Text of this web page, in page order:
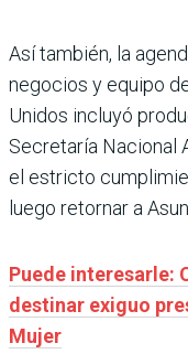
Así también, la
negocios y equipo
Unidos incluyó
Secretaría Nacional
el estricto
luego retornar a
Puede interesarle:
destinar exiguo
Mujer